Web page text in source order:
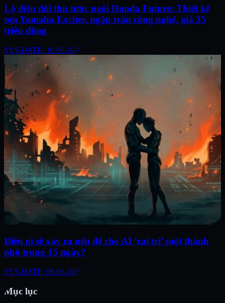
Lộ diện đối thủ tước ngôi Honda Future: Thiết kế
tựa Yamaha Exciter, ngập tràn công nghệ, giá 35
triệu đồng
SYS.DATE: 16.06.2026
Điều gì sẽ xảy ra nếu để cho AI ‘cai trị’ một thành
phố trong 15 ngày?
SYS.DATE: 09.06.2026
Mục lục